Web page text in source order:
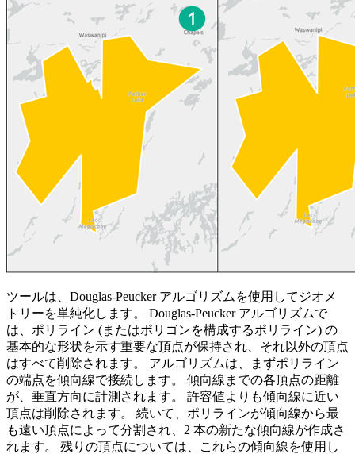
ツールは、Douglas-Peucker アルゴリズムを使用してジオメ
トリーを単純化します。 Douglas-Peucker アルゴリズムで
は、ポリライン (またはポリゴンを構成するポリライン) の
基本的な形状を示す重要な頂点が保持され、それ以外の頂点
はすべて削除されます。 アルゴリズムは、まずポリライン
の端点を傾向線で接続します。 傾向線までの各頂点の距離
が、垂直方向に計測されます。 許容値よりも傾向線に近い
頂点は削除されます。 続いて、ポリラインが傾向線から最
も遠い頂点によって分割され、2 本の新たな傾向線が作成さ
れます。 残りの頂点については、これらの傾向線を使用し